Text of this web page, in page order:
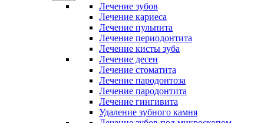
Лечение зyбов
Лечение кариеса
Лечение пульпита
Лечение периодонтита
Лечение кисты зуба
Лечение десен
Лечение стоматита
Лечение пародонтоза
Лечение пародонтита
Лечение гингивита
Удаление зубного камня